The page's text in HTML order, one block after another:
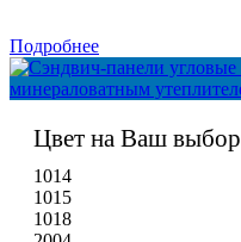
Подробнее
Цвет на Ваш выбор
1014
1015
1018